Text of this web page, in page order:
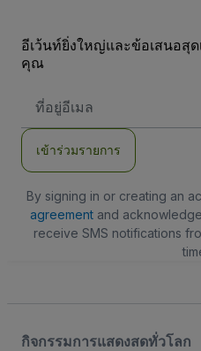
อีเว้นท์ยิ่งใหญ่และข้อเสนอสุด
คุณ
อยู่
เข้าร่วมรายการ
By signing in or creating an
agreementand
receive SMS notifications
กิจกรรมการแสดงสดทั่วโลก